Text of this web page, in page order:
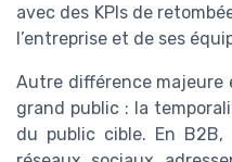
avec des KPIs de
l’entreprise et de ses
Autre différence majeure
grand public : la
du public cible. En